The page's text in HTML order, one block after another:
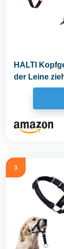
HALTI
der Leine
3